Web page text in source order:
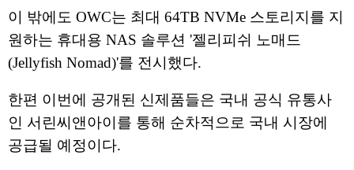
이 밖에도 OWC는 최대 64TB NVMe 스토리지를 지
원하는 휴대용 NAS 솔루션 '젤리피쉬 노매드
(Jellyfish Nomad)'를 전시했다.
한편 이번에 공개된 신제품들은 국내 공식 유통사
인 서린씨앤아이를 통해 순차적으로 국내 시장에
공급될 예정이다.